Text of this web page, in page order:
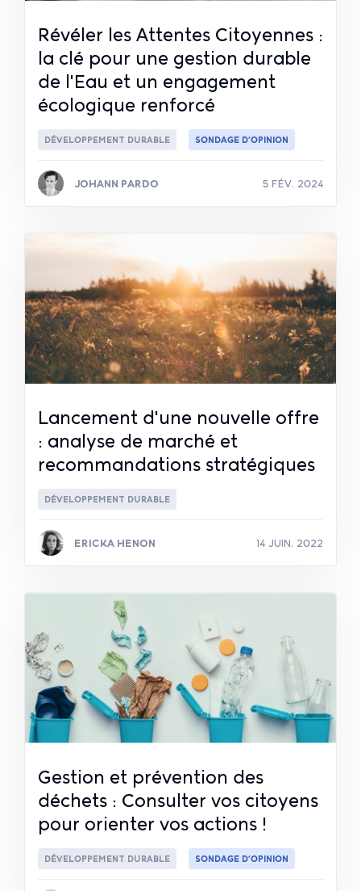
Révéler les Attentes Citoyennes :
la clé pour une gestion durable
de l'Eau et un engagement
écologique renforcé
DÉVELOPPEMENT DURABLE SONDAGE D’OPINION
JOHANN PARDO 5 FÉV. 2024
Lancement d'une nouvelle offre
: analyse de marché et
recommandations stratégiques
DÉVELOPPEMENT DURABLE
ERICKA HENON 14 JUIN. 2022
Gestion et prévention des
déchets : Consulter vos citoyens
pour orienter vos actions !
DÉVELOPPEMENT DURABLE SONDAGE D’OPINION